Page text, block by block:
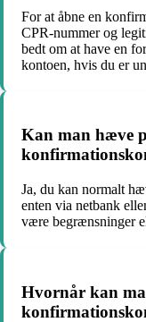
For at åbne en
CPR-nummer og
bedt om at have en
kontoen, hvis du er
Kan man hæve
Ja, du kan normalt
enten via netbank
være begrænsninger
Hvornår kan